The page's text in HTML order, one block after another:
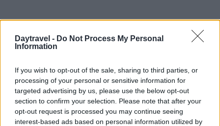
Daytravel - Do Not Process My Personal
Information
If you wish to opt-out of the sale, sharing to third parties, or
processing of your personal or sensitive information for
targeted advertising by us, please use the below opt-out
section to confirm your selection. Please note that after your
opt-out request is processed you may continue seeing
interest-based ads based on personal information utilized by
Continua a leggere